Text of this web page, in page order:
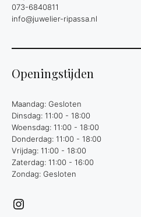
073-6840811
info@juwelier-ripassa.nl
Openingstijden
Maandag: Gesloten
Dinsdag: 11:00 - 18:00
Woensdag: 11:00 - 18:00
Donderdag: 11:00 - 18:00
Vrijdag: 11:00 - 18:00
Zaterdag: 11:00 - 16:00
Zondag: Gesloten
Instagram